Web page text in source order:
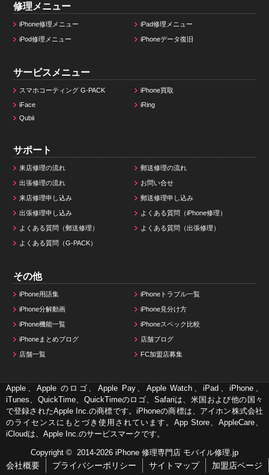
修理メニュー
iPhone修理メニュー iPad修理メニュー
iPod修理メニュー iPhoneデータ復旧
サービスメニュー
スマホコーティング G-PACK
iPhone買取
iFace
iRing
Qubii
サポート
来店修理の流れ 郵送修理の流れ
出張修理の流れ お問い合せ
来店修理申し込み 郵送修理申し込み
出張修理申し込み よくある質問（iPhone修理）
よくある質問（郵送修理） よくある質問（出張修理）
よくある質問（G-PACK）
その他
iPhone用語集 iPhoneトラブル一覧
iPhone分解動画 iPhone見分け方
iPhone機能一覧 iPhoneスペック比較
iPhoneまとめブログ 店舗ブログ
店舗一覧 FC加盟店募集
Apple、Apple のロゴ、Apple Pay、Apple Watch、iPad、iPhone、
iTunes、QuickTime、QuickTimeのロゴ、Safariは、米国および他の国々
で登録されたApple Inc.の商標です。iPhoneの商標は、アイホン株式会社
のライセンスにもとづき使用されています。App Store、AppleCare、
iCloudは、Apple Inc.のサービスマークです。
Copyright © 2014-2026 iPhone 修理専門店 モバイル修理.jp
会社概要 プライバシーポリシー サイトマップ 加盟店ページ